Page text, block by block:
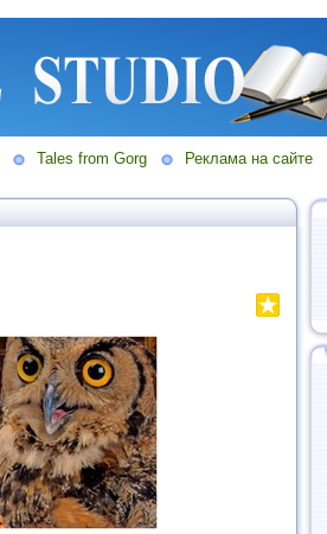
Tales from Gorg Реклама на сайте